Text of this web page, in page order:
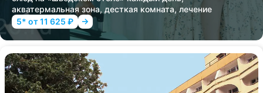
акватермальная зона, десткая комната, лечение
5* от 11 625 ₽